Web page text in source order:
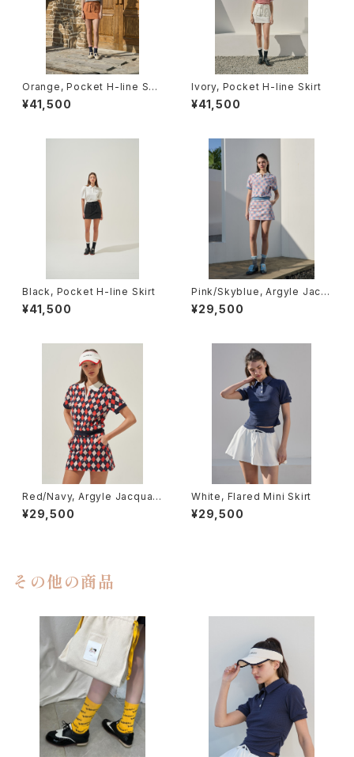
Orange, Pocket H-line Skir
t
¥41,500
Ivory, Pocket H-line Skirt
¥41,500
Black, Pocket H-line Skirt
¥41,500
Pink/Skyblue, Argyle Jacq
uard Skirt
¥29,500
Red/Navy, Argyle Jacquar
d Skirt
¥29,500
White, Flared Mini Skirt
¥29,500
その他の商品